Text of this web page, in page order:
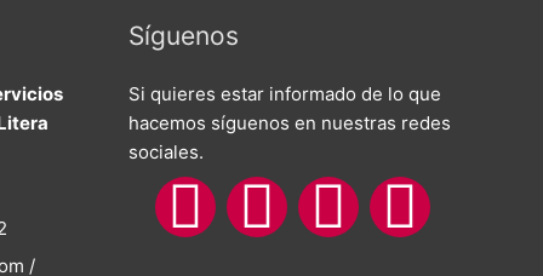
/
Síguenos
Si quieres estar informado de lo que
hacemos síguenos en nuestras redes
sociales.
F I
T Y